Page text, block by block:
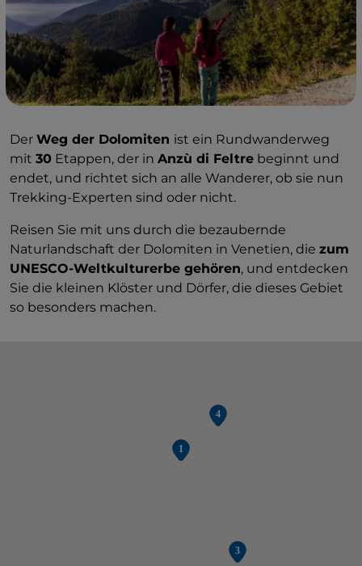
Der Weg der Dolomiten ist ein Rundwanderweg
mit 30 Etappen, der in Anzù di Feltre beginnt und
endet, und richtet sich an alle Wanderer, ob sie nun
Trekking-Experten sind oder nicht.
Reisen Sie mit uns durch die bezaubernde
Naturlandschaft der Dolomiten in Venetien, die zum
UNESCO-Weltkulturerbe gehören, und entdecken
Sie die kleinen Klöster und Dörfer, die dieses Gebiet
so besonders machen.